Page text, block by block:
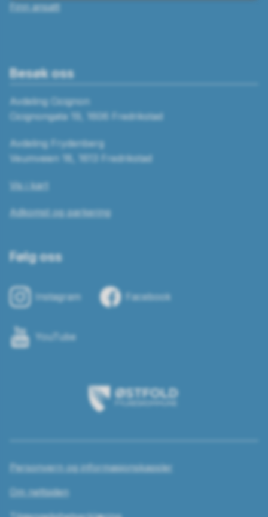
Finn ansatt
Besøk oss
Avdeling Cicignon
Cicignongata 19, 1606 Fredrikstad
Avdeling Frydenberg
Veumveien 18, 1613 Fredrikstad
Vis i kart
Adkomst og parkering
Følg oss
Instagram Facebook
YouTube
Østfold
fylkeskommune
Personvern og informasjonskapsler
Om nettsiden